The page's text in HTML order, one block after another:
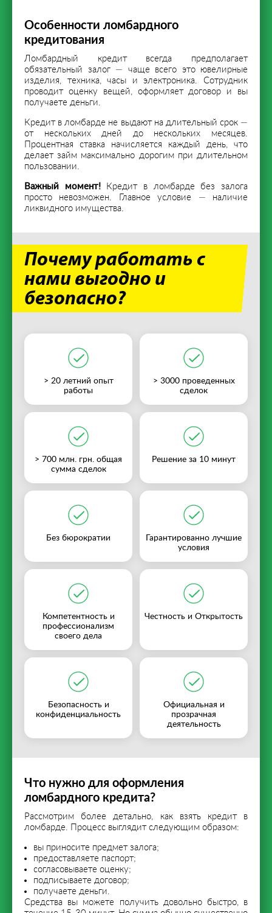
Особенности ломбардного
кредитования
Ломбардный кредит всегда предполагает
обязательный залог — чаще всего это ювелирные
изделия, техника, часы и электроника. Сотрудник
проводит оценку вещей, оформляет договор и вы
получаете деньги.
Кредит в ломбарде не выдают на длительный срок —
от нескольких дней до нескольких месяцев.
Процентная ставка начисляется каждый день, что
делает займ максимально дорогим при длительном
пользовании.
Важный момент!Кредит в ломбарде без залога
просто невозможен. Главное условие — наличие
ликвидного имущества.
Почему работать с
нами выгодно и
безопасно?
> 20 летний опыт
работы
> 3000 проведенных
сделок
> 700 млн. грн. общая
сумма сделок
Решение за 10 минут
Без бюрократии
Гарантированно лучшие
условия
Компетентность и
профессионализм
своего дела
Честность и Открытость
Безопасность и
конфиденциальность
Официальная и
прозрачная
деятельность
Что нужно для оформления
ломбардного кредита?
Рассмотрим более детально, как взять кредит в
ломбарде. Процесс выглядит следующим образом:
вы приносите предмет залога;
предоставляете паспорт;
согласовываете оценку;
подписываете договор;
получаете деньги.
Средства вы можете получить довольно быстро, в